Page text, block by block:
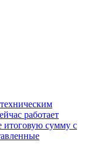
работает
итоговую сумму с